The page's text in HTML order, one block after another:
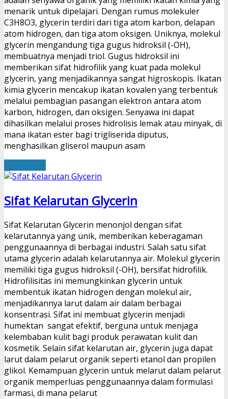
menarik untuk dipelajari. Dengan rumus molekuler
C3H8O3, glycerin terdiri dari tiga atom karbon, delapan
atom hidrogen, dan tiga atom oksigen. Uniknya, molekul
glycerin mengandung tiga gugus hidroksil (-OH),
membuatnya menjadi triol. Gugus hidroksil ini
memberikan sifat hidrofilik yang kuat pada molekul
glycerin, yang menjadikannya sangat higroskopis. Ikatan
kimia glycerin mencakup ikatan kovalen yang terbentuk
melalui pembagian pasangan elektron antara atom
karbon, hidrogen, dan oksigen. Senyawa ini dapat
dihasilkan melalui proses hidrolisis lemak atau minyak, di
mana ikatan ester bagi trigliserida diputus,
menghasilkan gliserol maupun asam
Sifat Kelarutan Glycerin
Sifat Kelarutan Glycerin menonjol dengan sifat
kelarutannya yang unik, memberikan keberagaman
penggunaannya di berbagai industri. Salah satu sifat
utama glycerin adalah kelarutannya air. Molekul glycerin
memiliki tiga gugus hidroksil (-OH), bersifat hidrofilik.
Hidrofilisitas ini memungkinkan glycerin untuk
membentuk ikatan hidrogen dengan molekul air,
menjadikannya larut dalam air dalam berbagai
konsentrasi. Sifat ini membuat glycerin menjadi
humektan sangat efektif, berguna untuk menjaga
kelembaban kulit bagi produk perawatan kulit dan
kosmetik. Selain sifat kelarutan air, glycerin juga dapat
larut dalam pelarut organik seperti etanol dan propilen
glikol. Kemampuan glycerin untuk melarut dalam pelarut
organik memperluas penggunaannya dalam formulasi
farmasi, di mana pelarut